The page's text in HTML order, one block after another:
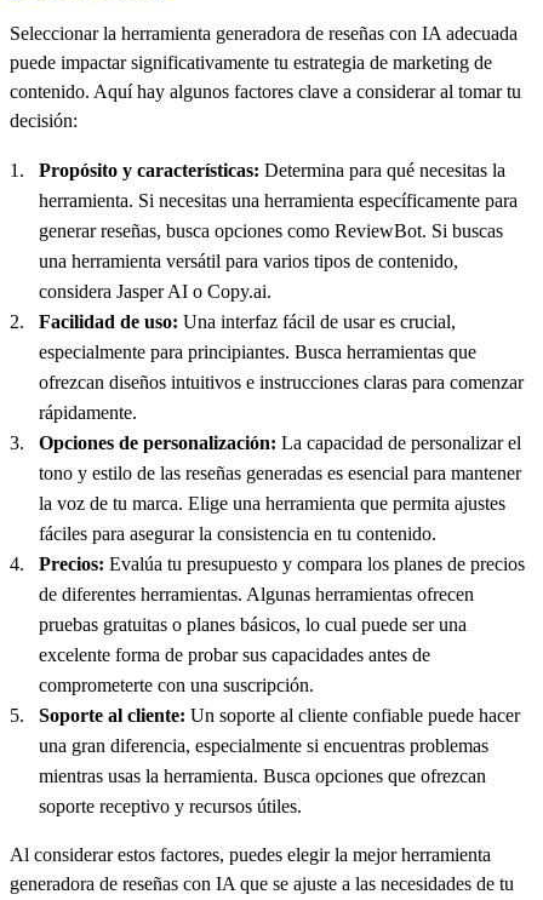
Seleccionar la herramienta generadora de reseñas con IA adecuada
puede impactar significativamente tu estrategia de marketing de
contenido. Aquí hay algunos factores clave a considerar al tomar tu
decisión:
Propósito y características: Determina para qué necesitas la
herramienta. Si necesitas una herramienta específicamente para
generar reseñas, busca opciones como ReviewBot. Si buscas
una herramienta versátil para varios tipos de contenido,
considera Jasper AI o Copy.ai.
Facilidad de uso: Una interfaz fácil de usar es crucial,
especialmente para principiantes. Busca herramientas que
ofrezcan diseños intuitivos e instrucciones claras para comenzar
rápidamente.
Opciones de personalización: La capacidad de personalizar el
tono y estilo de las reseñas generadas es esencial para mantener
la voz de tu marca. Elige una herramienta que permita ajustes
fáciles para asegurar la consistencia en tu contenido.
Precios: Evalúa tu presupuesto y compara los planes de precios
de diferentes herramientas. Algunas herramientas ofrecen
pruebas gratuitas o planes básicos, lo cual puede ser una
excelente forma de probar sus capacidades antes de
comprometerte con una suscripción.
Soporte al cliente: Un soporte al cliente confiable puede hacer
una gran diferencia, especialmente si encuentras problemas
mientras usas la herramienta. Busca opciones que ofrezcan
soporte receptivo y recursos útiles.
Al considerar estos factores, puedes elegir la mejor herramienta
generadora de reseñas con IA que se ajuste a las necesidades de tu